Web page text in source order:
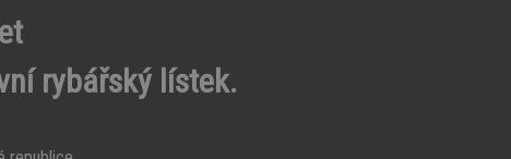
rybářský lístek.